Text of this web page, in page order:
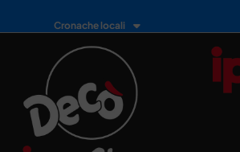
Cronache locali